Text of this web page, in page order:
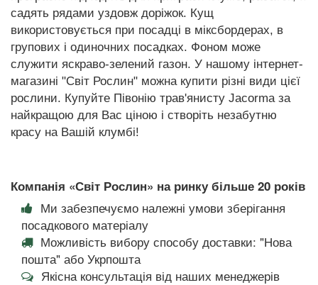
садять рядами уздовж доріжок. Кущ
використовується при посадці в міксбордерах, в
групових і одиночних посадках. Фоном може
служити яскраво-зелений газон. У нашому інтернет-
магазині "Світ Рослин" можна купити різні види цієї
рослини. Купуйте Півонію трав'янисту Jacorma за
найкращою для Вас ціною і створіть незабутню
красу на Вашій клумбі!
Компанія «Світ Рослин» на ринку більше 20 років
Ми забезпечуємо належні умови зберігання
посадкового матеріалу
Можливість вибору способу доставки: "Нова
пошта" або Укрпошта
Якісна консультація від наших менеджерів